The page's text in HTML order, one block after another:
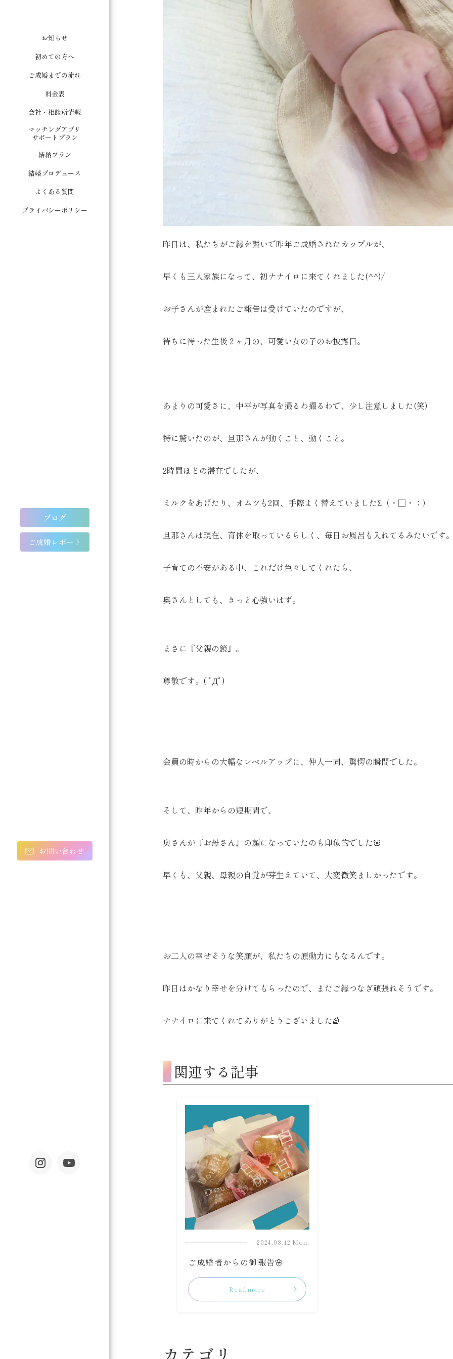
お知らせ
初めての方へ
ご成婚までの流れ
料金表
会社・相談所情報
マッチングアプリ
サポートプラン
結納プラン
結婚プロデュース
よくある質問
プライバシーポリシー
ブログ
ご成婚レポート
お問い合わせ
昨日は、私たちがご縁を繋いで昨年ご成婚されたカップルが、
早くも三人家族になって、初ナナイロに来てくれました(^^)/
お子さんが産まれたご報告は受けていたのですが、
待ちに待った生後２ヶ月の、可愛い女の子のお披露目。
あまりの可愛さに、中平が写真を撮るわ撮るわで、少し注意しました(笑)
特に驚いたのが、旦那さんが動くこと、動くこと。
2時間ほどの滞在でしたが、
ミルクをあげたり、オムツも2回、手際よく替えていましたΣ（・□・；）
旦那さんは現在、育休を取っているらしく、毎日お風呂も入れてるみたいです
子育ての不安がある中、これだけ色々してくれたら、
奥さんとしても、きっと心強いはず。
まさに『父親の鏡』。
尊敬です。( ﾟДﾟ)
会員の時からの大幅なレベルアップに、仲人一同、驚愕の瞬間でした。
そして、昨年からの短期間で、
奥さんが『お母さん』の顔になっていたのも印象的でした🌸
早くも、父親、母親の自覚が芽生えていて、大変微笑ましかったです。
お二人の幸せそうな笑顔が、私たちの原動力にもなるんです。
昨日はかなり幸せを分けてもらったので、またご縁つなぎ頑張れそうです。
ナナイロに来てくれてありがとうございました🌈
関連する記事
2024.08.12 Mon.
ご成婚者からの御報告🌸
Read more
カテゴリ